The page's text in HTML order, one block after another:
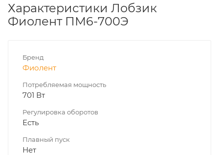
Характеристики Лобзик
Фиолент ПМ6-700Э
Бренд
Фиолент
Потребляемая мощность
701 Вт
Регулировка оборотов
Есть
Плавный пуск
Нет